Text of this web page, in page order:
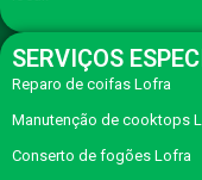
SERVIÇOS
Reparo de coifas Lofra
Manutenção de cooktops
Conserto de fogões Lofra